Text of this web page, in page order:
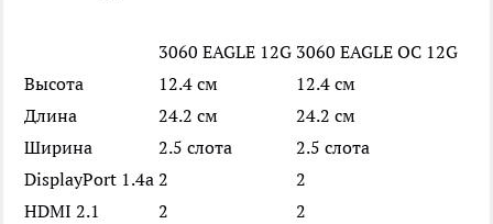
3060 EAGLE 12G 3060 EAGLE OC 12G
Высота
12.4 см
12.4 см
Длина
24.2 см
24.2 см
Ширина
2.5 слота
2.5 слота
DisplayPort 1.4a 2
2
HDMI 2.1
2
2